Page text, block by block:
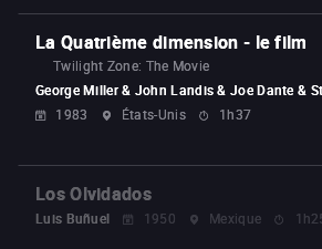
La Quatrième dimension - le film
Twilight Zone: The Movie
George Miller & John Landis & Joe Dante &
1983
États-Unis 1h37
Los Olvidados
Luis Buñuel 1950 Mexique